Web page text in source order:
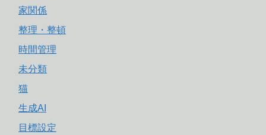
家関係
整理・整頓
時間管理
未分類
猫
生成AI
目標設定